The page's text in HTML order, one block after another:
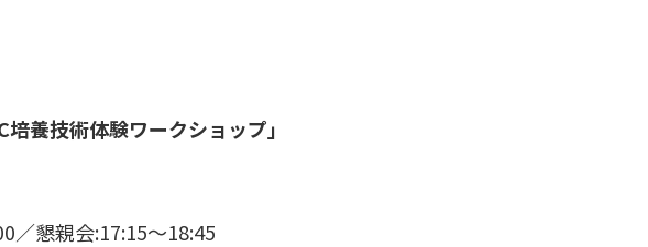
養技術体験ワークショップ」
／懇親会:17:15～18:45